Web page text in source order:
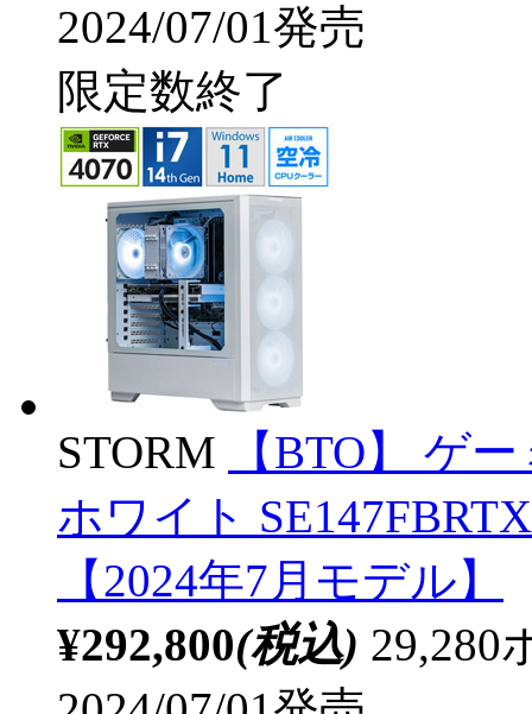
2024/07/01発売
限定数終了
STORM
【BTO】 ゲ
ホワイト
【2024年7月モデル】
¥292,800(税込) 29,280